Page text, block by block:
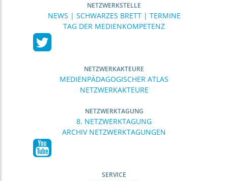
NETZWERKSTELLE
NEWS | SCHWARZES BRETT | TERMINE
TAG DER MEDIENKOMPETENZ
NETZWERKAKTEURE
MEDIENPÄDAGOGISCHER ATLAS
NETZWERKAKTEURE
NETZWERKTAGUNG
8. NETZWERKTAGUNG
ARCHIV NETZWERKTAGUNGEN
SERVICE